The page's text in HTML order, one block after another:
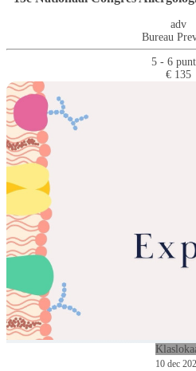
adv
Bureau
5 - 6
€ 135
10 dec